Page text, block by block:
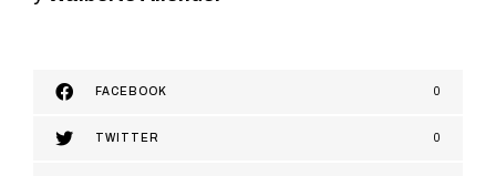
FACEBOOK 0
TWITTER 0